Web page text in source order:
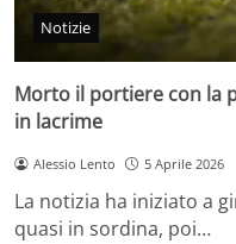
Notizie
Morto il portiere con la
in lacrime
Alessio Lento 5 Aprile 2026
La notizia ha iniziato a
quasi in sordina, poi…